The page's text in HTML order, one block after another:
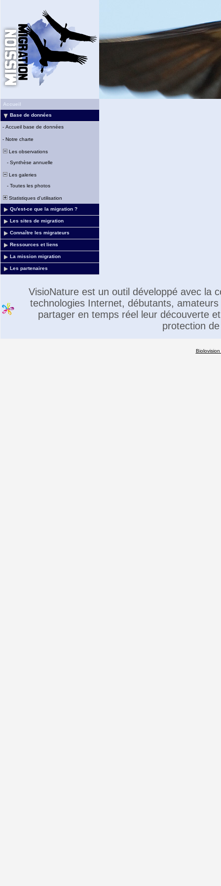
Accueil
Base de données
- Accueil base de données
- Notre charte
Les observations
- Synthèse annuelle
Les galeries
- Toutes les photos
Statistiques d'utilisation
Qu'est-ce que la migration ?
Les sites de migration
Connaître les migrateurs
Ressources et liens
La mission migration
Les partenaires
VisioNature est un outil développé avec la
technologies Internet, débutants,
partager en temps réel leur découverte
protection
Biolovision